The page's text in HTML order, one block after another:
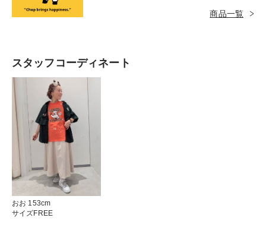
のは、彼が小学生１−２年生くらいだから。時と
商品一覧
スタッフコーディネート
おお 153cm
サイズFREE